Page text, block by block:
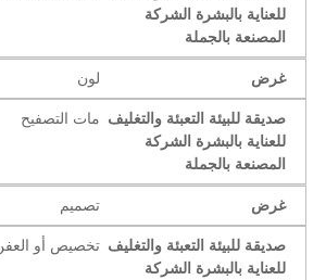
للعناية بالبشرة الشركة
المصنعة بالجملة
صديقة للبيئة التعبئة والتغليف
للعناية بالبشرة الشركة
المصنعة بالجملة
مات التصفيح
تصميم
صديقة للبيئة التعبئة والتغليف
للعناية بالبشرة الشركة
تخصيص أو العفن لدينا